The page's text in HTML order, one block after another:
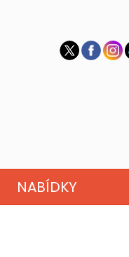
NABÍDKY